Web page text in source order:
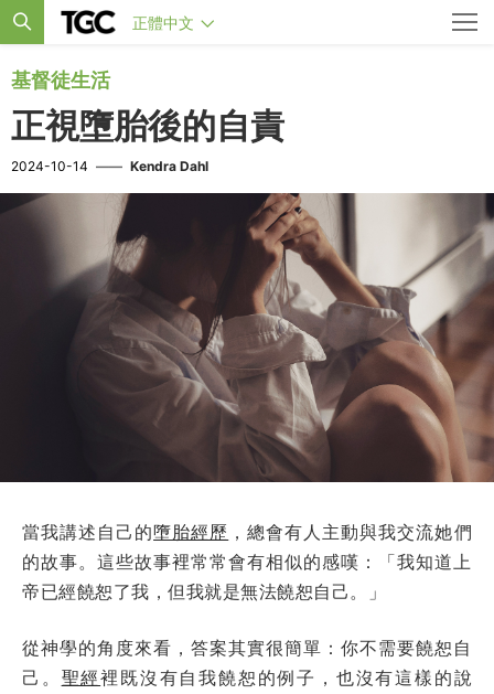
正體中文
基督徒生活
正視墮胎後的自責
2024-10-14 —— Kendra Dahl
當我講述自己的墮胎經歷 ，總會有人主動與我交流她們
的故事。這些故事裡常常會有相似的感嘆：「我知道上
帝已經饒恕了我，但我就是無法饒恕自己。」
從神學的角度來看，答案其實很簡單：你不需要饒恕自
己。 聖經裡既沒有自我饒恕的例子，也沒有這樣的說